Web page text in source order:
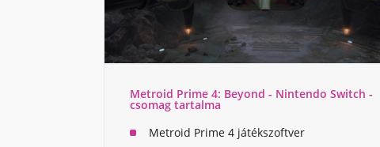
Metroid Prime 4: Beyond - Nintendo Switch -
csomag tartalma
Metroid Prime 4 játékszoftver